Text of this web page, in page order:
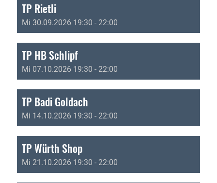
TP Rietli
Mi 30.09.2026 19:30 - 22:00
TP HB Schlipf
Mi 07.10.2026 19:30 - 22:00
TP Badi Goldach
Mi 14.10.2026 19:30 - 22:00
TP Würth Shop
Mi 21.10.2026 19:30 - 22:00